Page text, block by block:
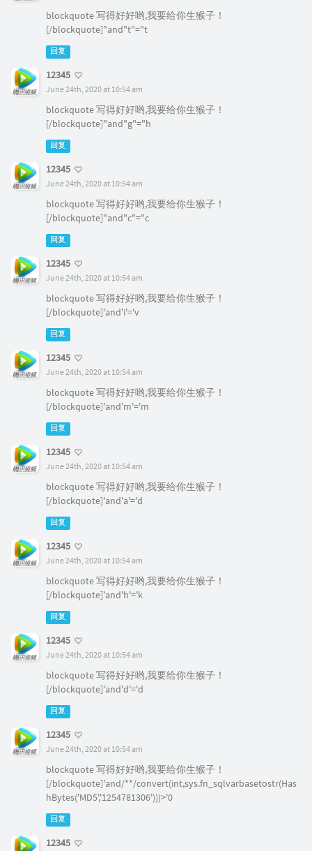
blockquote 写得好好哟,我要给你生猴子！
[/blockquote]"and"t"="t
回复
12345
June 24th, 2020 at 10:54 am
blockquote 写得好好哟,我要给你生猴子！
[/blockquote]"and"g"="h
回复
12345
June 24th, 2020 at 10:54 am
blockquote 写得好好哟,我要给你生猴子！
[/blockquote]"and"c"="c
回复
12345
June 24th, 2020 at 10:54 am
blockquote 写得好好哟,我要给你生猴子！
[/blockquote]'and'i'='v
回复
12345
June 24th, 2020 at 10:54 am
blockquote 写得好好哟,我要给你生猴子！
[/blockquote]'and'm'='m
回复
12345
June 24th, 2020 at 10:54 am
blockquote 写得好好哟,我要给你生猴子！
[/blockquote]'and'a'='d
回复
12345
June 24th, 2020 at 10:54 am
blockquote 写得好好哟,我要给你生猴子！
[/blockquote]'and'h'='k
回复
12345
June 24th, 2020 at 10:54 am
blockquote 写得好好哟,我要给你生猴子！
[/blockquote]'and'd'='d
回复
12345
June 24th, 2020 at 10:54 am
blockquote 写得好好哟,我要给你生猴子！
[/blockquote]'and/**/convert(int,sys.fn_sqlvarbasetostr(Has
hBytes('MD5','1254781306')))>'0
回复
12345